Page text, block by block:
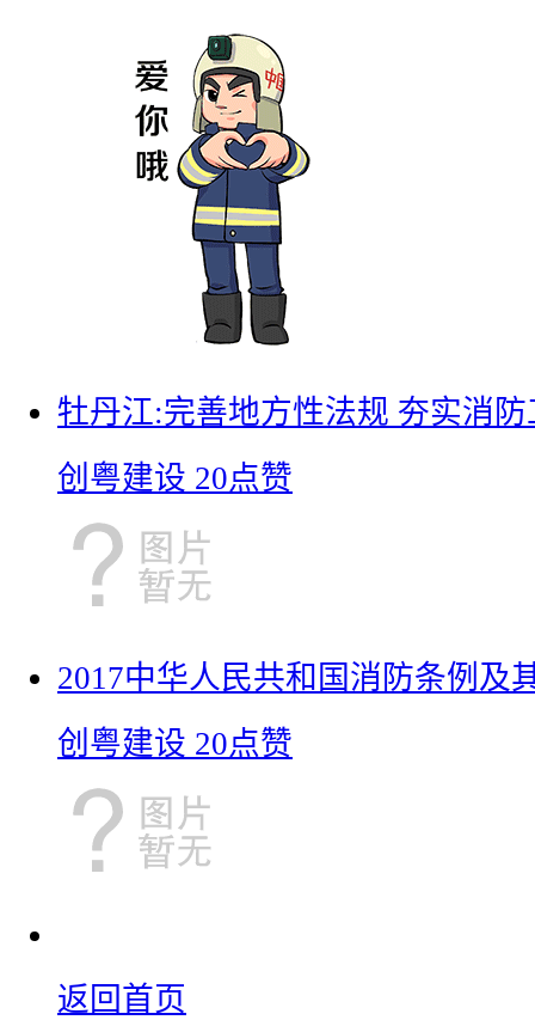
牡丹江:完善地方性法规 夯实消
创粤建设 20点赞
2017中华人民共和国消防条例及
创粤建设 20点赞
返回首页